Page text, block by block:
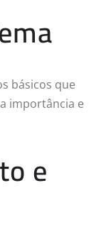
básicos que
importância e
e